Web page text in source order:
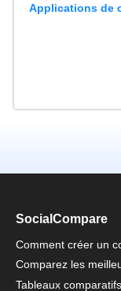
Applications de
SocialCompare
Comment créer un
Comparez les
Tableaux comparatifs